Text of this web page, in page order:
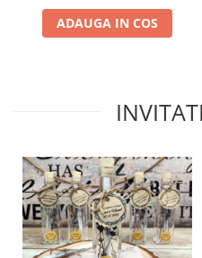
ADAUGA IN COS